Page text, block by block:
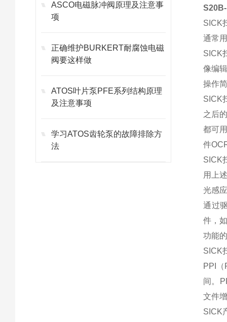
ASCO电磁脉冲阀原理及注意事
项
正确维护BURKERT耐腐蚀电磁
阀要这样做
ATOS叶片泵PFE系列结构原理
及注意事项
学习ATOS齿轮泵的故障排除方
法
SICK
通常
SICK
像编
操作
SICK
之后
都可
件
SICK
用上
光感
通过
件，
功能
SICK
PPI
间。
文件
SICK